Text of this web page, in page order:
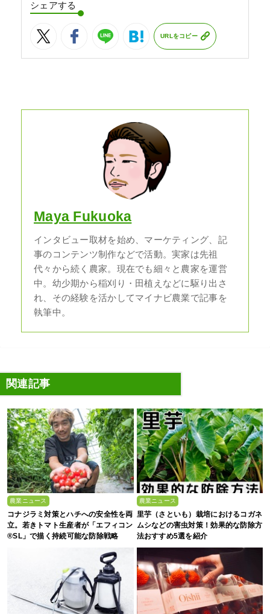
シェアする
URLをコピー
Maya Fukuoka
インタビュー取材を始め、マーケティング、記
事のコンテンツ制作などで活動。実家は先祖
代々から続く農家。現在でも細々と農家を運営
中。幼少期から稲刈り・田植えなどに駆り出さ
れ、その経験を活かしてマイナビ農業で記事を
執筆中。
関連記事
農業ニュース
コナジラミ対策とハチへの安全性を両
立。若きトマト生産者が「エフィコン
®SL」で描く持続可能な防除戦略
農業ニュース
里芋（さといも）栽培におけるコガネ
ムシなどの害虫対策！効果的な防除方
法おすすめ5選を紹介